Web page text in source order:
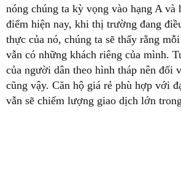
nóng chúng ta kỳ vọng vào hạng A
điểm hiện nay, khi thị trường đang
thực của nó, chúng ta sẽ thấy rằng
vẫn có những khách riêng của mình.
của người dân theo hình tháp nên
cũng vậy. Căn hộ giá rẻ phù hợp với
vẫn sẽ chiếm lượng giao dịch lớn